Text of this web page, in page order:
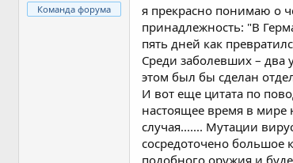
Команда форума
я прекрасно понимаю о
принадлежность: "В
пять дней как
Среди заболевших – два
этом был бы сделан
И вот еще цитата по
настоящее время в мире
случая....... Мутации
сосредоточено большое
подобного оружия и